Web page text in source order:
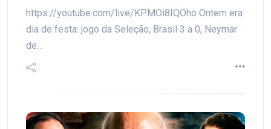
https://youtube.com/live/KPMOi8IQOho Ontem era
dia de festa: jogo da Seleção, Brasil 3 a 0, Neymar
de…